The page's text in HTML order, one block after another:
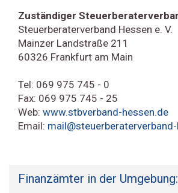
Zuständiger
Steuerberaterverband Hessen e. V.
Mainzer Landstraße 211
60326 Frankfurt am Main
Tel: 069 975 745 - 0
Fax: 069 975 745 - 25
Web: www.stbverband-hessen.de
Email:
Finanzämter in der Umgebung: